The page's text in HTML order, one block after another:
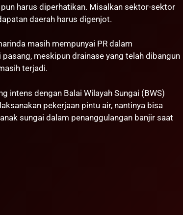
harus diperhatikan. Misalkan sektor-sektor
daerah harus digenjot.
masih mempunyai PR dalam
meskipun drainase yang telah dibangun
terjadi.
intens dengan Balai Wilayah Sungai (BWS)
pekerjaan pintu air, nantinya bisa
sungai dalam penanggulangan banjir saat